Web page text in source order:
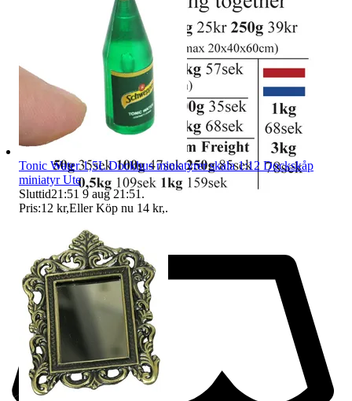
Tonic Water 1,5L Dockhus miniatyrer skala 1:12 Dockskåp
miniatyr Ute
Sluttid21:51 9 aug 21:51 .
Pris:12 kr,Eller Köp nu 14 kr,.